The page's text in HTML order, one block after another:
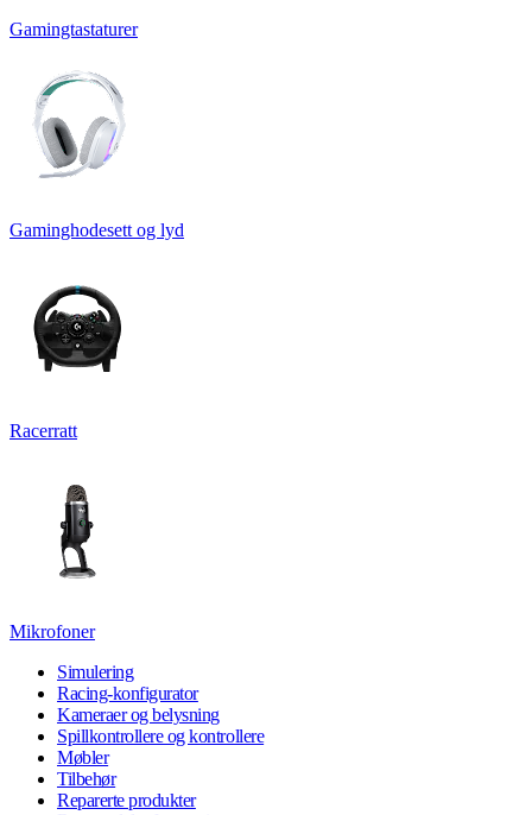
Gamingtastaturer
Gaminghodesett og lyd
Racerratt
Mikrofoner
Simulering
Racing-konfigurator
Kameraer og belysning
Spillkontrollere og kontrollere
Møbler
Tilbehør
Reparerte produkter